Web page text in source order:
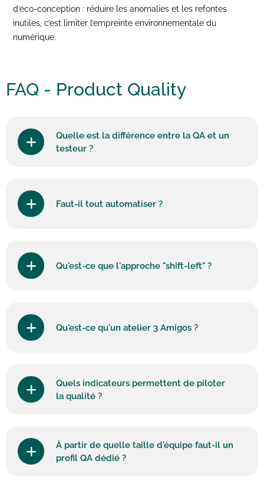
d’éco-conception : réduire les anomalies et les refontes
inutiles, c’est limiter l’empreinte environnementale du
numérique.
FAQ - Product Quality
Quelle est la différence entre la QA et un
testeur ?
Faut-il tout automatiser ?
Qu'est-ce que l'approche "shift-left" ?
Qu'est-ce qu'un atelier 3 Amigos ?
Quels indicateurs permettent de piloter
la qualité ?
À partir de quelle taille d'équipe faut-il un
profil QA dédié ?